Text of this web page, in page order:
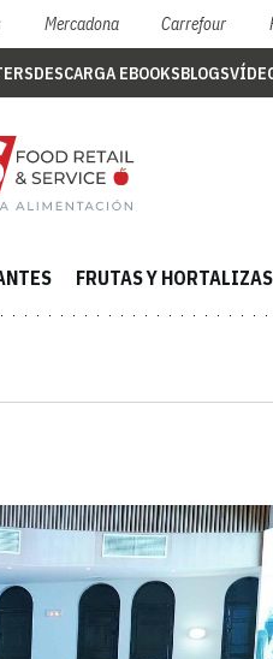
Mercadona Carrefour
DESCARGA EBOOKSBLOGS
FRUTAS Y HORTALIZAS